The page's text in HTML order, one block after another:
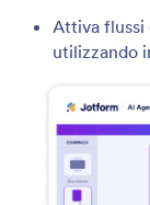
Attiva flussi
utilizzando